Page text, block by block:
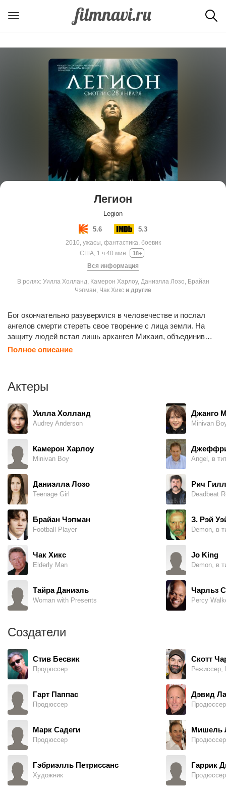
Легион
Legion
5.6 5.3
2010, ужасы, фантастика, боевик
США, 1 ч 40 мин
18+
Вся информация
В ролях: Уилла Холланд, Камерон Харлоу, Даниэлла Лозо, Брайан
Чэпман, Чак Хикс и другие
Бог окончательно разуверился в человечестве и послал
ангелов смерти стереть свое творение с лица земли. На
защиту людей встал лишь архангел Михаил, объединив
под своим командованием горстку изгоев, которые в
Полное описание
Актеры
Уилла Холланд
Audrey Anderson
Камерон Харлоу
Minivan Boy
Даниэлла Лозо
Teenage Girl
Брайан Чэпман
Football Player
Чак Хикс
Elderly Man
Тайра Даниэль
Woman with Presents
Джанго
Minivan
Angel, в
Рич Гилл
Deadbeat
З. Рэй
Demon, в
Jo King
Demon, в
Чарльз
Percy
Создатели
Стив Бесвик
Продюссер
Гарт Паппас
Продюссер
Марк Садеги
Продюссер
Гэбриэлль Петриссанс
Художник
Скотт
Режиссер,
Дэвид
Продюссер
Мишель
Продюссер
Гаррик
Продюссер